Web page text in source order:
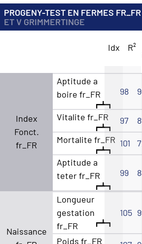
PROGENY-TEST EN FERMES
ET V GRIMMERTINGE
Idx R²
Index
Fonct.
fr_FR
Aptitude a
boire fr_FR
98
Vitalite fr_FR 97
Mortalite fr_FR 101
Aptitude a
teter fr_FR
99
Naissance
Longueur
gestation
fr_FR
105
Poids fr_FR